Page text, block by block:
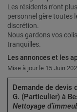
Les résidents n’ont
personnel gère toutes
discrétion.
Nous gardons vos
tranquilles.
Les annonces et les
Mise à jour le 15 Juin
Demande de devis
G. (Particulier) à
Nettoyage